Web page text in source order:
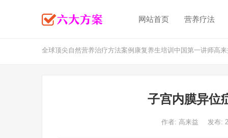
网站首页 营养疗法
全球顶尖自然营养治疗方法案例康复养生培训中国第一讲师高
子宫内膜异位
作者: 高来益 发布: